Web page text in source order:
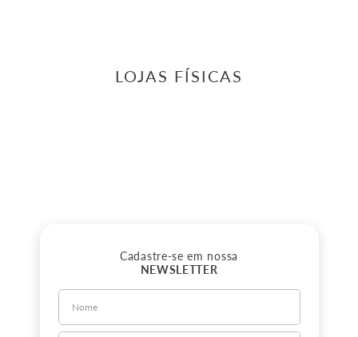
LOJAS FÍSICAS
Cadastre-se em nossa
NEWSLETTER